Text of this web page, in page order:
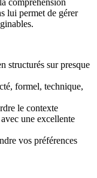
compréhension
lui permet de gérer
structurés sur presque
formel, technique,
le contexte
une excellente
vos préférences